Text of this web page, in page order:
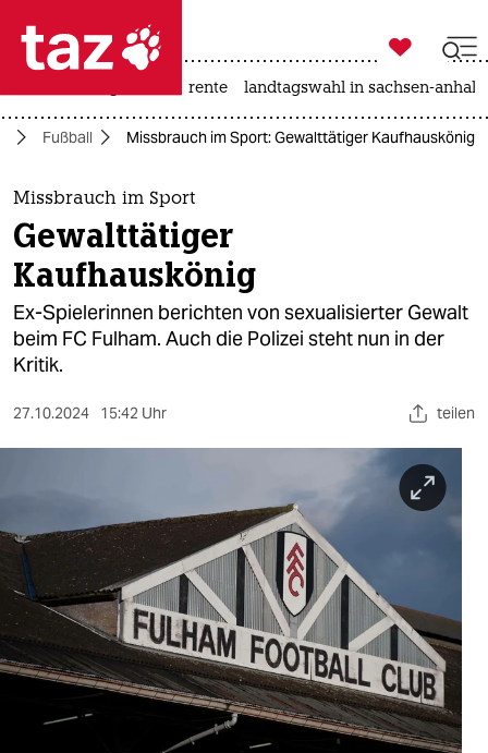
 taz zahl ich
taz zahl ich
themen
politik
öko
gesellschaft
sport
nord
wahrheit
verlag
verlag
veranstaltungen

taz zahl ich
rente landtagswahl in sachsen-anhalt
Fußball Missbrauch im Sport: Gewalttätiger Kaufhauskönig
Missbrauch im Sport
Gewalttätiger
Kaufhauskönig
Ex-Spielerinnen berichten von sexualisierter Gewalt
beim FC Fulham. Auch die Polizei steht nun in der
Kritik.
27.10.2024 15:42 Uhr teilen